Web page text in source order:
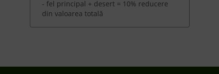
- fel principal + desert = 10% reducere
din valoarea totală